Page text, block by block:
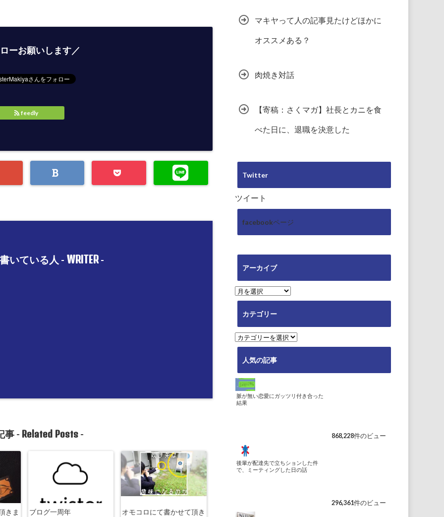
ーお願いします／
feedly
いている人 - WRITER-
事 - Related Posts-
きま ブログ一周年
オモコロにて書かせて頂き
マキヤって人の記事見たけどほかに
オススメある？
肉焼き対話
【寄稿：さくマガ】社長とカニを食
べた日に、退職を決意した
Twitter
ツイート
facebookページ
アーカイブ
ア
ー
ブ
カテゴリー
カ
テ
ー
人気の記事
脈が無い恋愛にガッツリ付き合った
結果
868,228件のビュー
後輩が配達先で立ちションした件
で、ミーティングした日の話
296,361件のビュー